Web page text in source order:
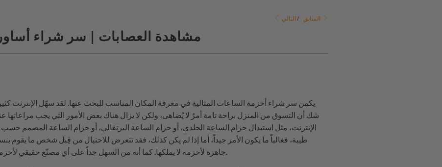
السابق /
مشاهدة العصابات | سر شراء أساور
يكمن سر شراء أحزمة الساعات المثالية في معرفة المكان المناسب للبحث عنها. لقد سهّل الإنترنت
شك أن التسوق من المنزل براحة تامة أمرٌ لا يُضاهى، ولكن لا يزال هناك بعض الأمور التي يجب
الإنترنت، مثل استبدال حزام الساعة الجلدي، أو حزام الساعة البرتقالي، أو حزام الساعة المصمم حسب
طيبة، فغالباً ما يكون الأمر جيداً، أما إذا لم يكن كذلك، فقد تتعرض للاحتيال من قِبل شخص ما